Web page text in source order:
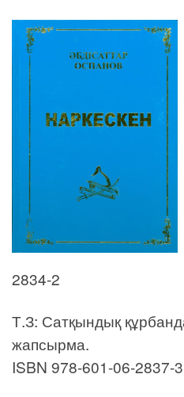
2834-2
Т.З: Сатқындық
жапсырма.
ISBN 978-601-06-2837-3